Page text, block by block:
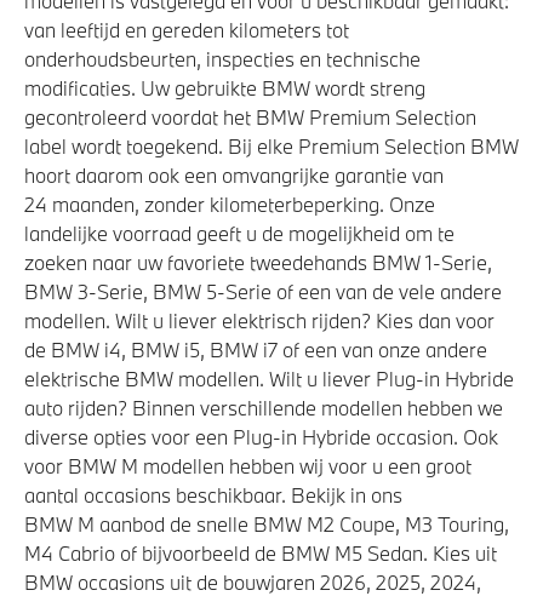
Automatische 8-traps Steptronic sporttransmissie
Anti blokkeer systeem
Variable Sport Steering
Veiligheid
Park Distance Control (PDC) voor en achter
Elektronisch Stabiliteits Programma
Actieve Voetgangersbescherming
Airbag bestuurder
van leeftijd en gereden kilometers tot
onderhoudsbeurten, inspecties en technische
modificaties. Uw gebruikte BMW wordt streng
gecontroleerd voordat het BMW Premium Selection
label wordt toegekend. Bij elke Premium Selection BMW
hoort daarom ook een omvangrijke garantie van
24 maanden, zonder kilometerbeperking. Onze
landelijke voorraad geeft u de mogelijkheid om te
zoeken naar uw favoriete tweedehands BMW 1-Serie,
BMW 3-Serie, BMW 5-Serie of een van de vele andere
modellen. Wilt u liever elektrisch rijden? Kies dan voor
de BMW i4, BMW i5, BMW i7 of een van onze andere
elektrische BMW modellen. Wilt u liever Plug-in Hybride
auto rijden? Binnen verschillende modellen hebben we
diverse opties voor een Plug-in Hybride occasion. Ook
voor BMW M modellen hebben wij voor u een groot
aantal occasions beschikbaar. Bekijk in ons
BMW M aanbod de snelle BMW M2 Coupe, M3 Touring,
M4 Cabrio of bijvoorbeeld de BMW M5 Sedan. Kies uit
BMW occasions uit de bouwjaren 2026, 2025, 2024,